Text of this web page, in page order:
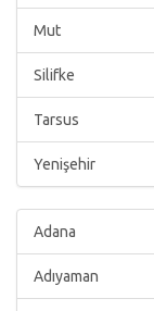
Mut
Silifke
Tarsus
Yenişehir
Adana
Adıyaman